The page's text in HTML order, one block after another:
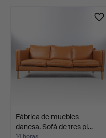
Fábrica de muebles
danesa. Sofá de tres pl…